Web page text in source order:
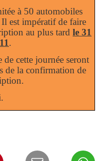
à 50 automobiles
Il est impératif de faire
au plus tard le 31
.
de cette journée seront
de la confirmation de